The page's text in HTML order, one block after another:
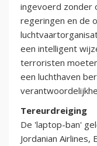
ingevoerd zonder
regeringen en de
een intelligent
terroristen
een luchthaven
Tereurdreiging
De 'laptop-ban'
Jordanian Airlines,